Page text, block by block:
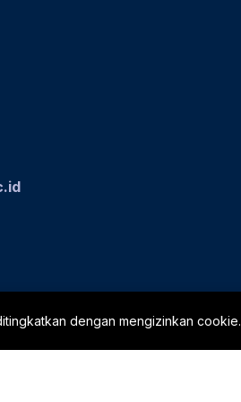
dengan mengizinkan cookie.